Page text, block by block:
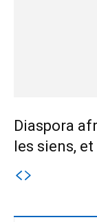
Diaspora
les siens,